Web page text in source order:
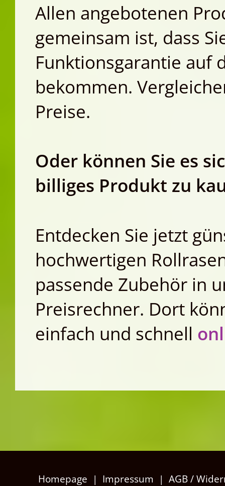
Allen angebotenen
gemeinsam ist, dass
Funktionsgarantie auf
bekommen.
Preise.
Oder können Sie es
billiges Produkt zu
Entdecken Sie jetzt
hochwertigen
passende Zubehör in
Preisrechner. Dort
einfach und schnell
Homepage | Impressum | AGB /